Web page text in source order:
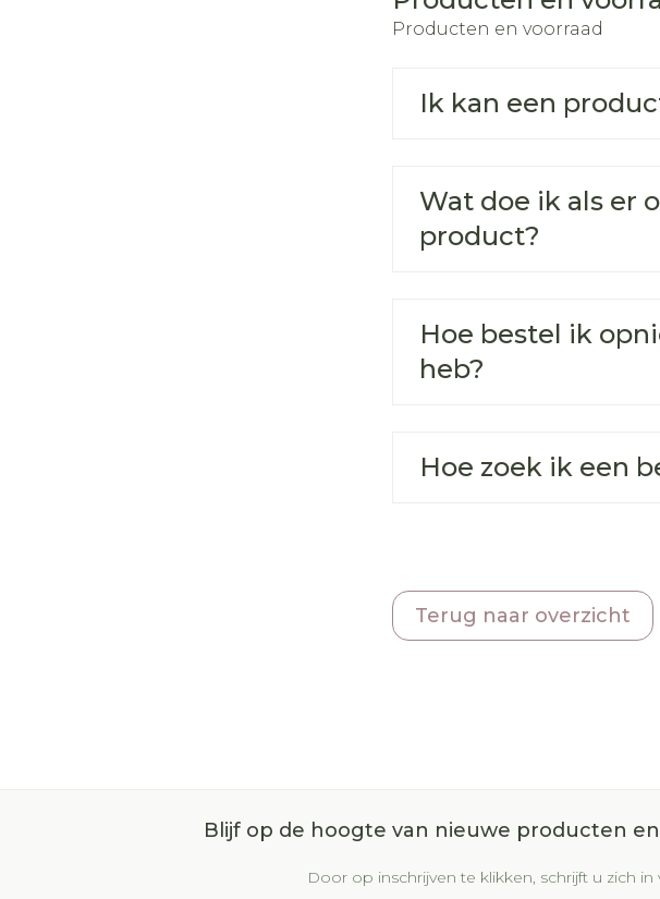
Producten en voorraad
Ik kan een
Wat doe ik als er
product?
Hoe bestel ik
heb?
Hoe zoek ik een
Terug naar overzicht
Blijf op de hoogte van nieuwe producten
Door op inschrijven te klikken, schrijft u zich